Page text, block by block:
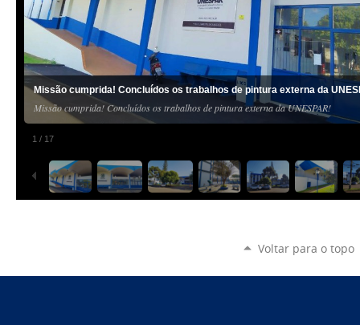
1 / 17
Missão cumprida! Concluídos os trabalhos de pintura externa da
Missão cumprida! Concluídos os trabalhos de pintura externa da UNESPAR!
Voltar para o topo